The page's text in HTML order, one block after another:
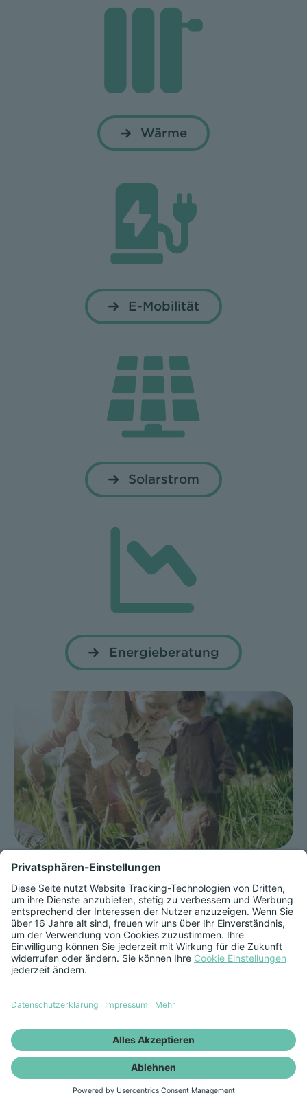
Wärme
E-Mobilität
Solarstrom
Energieberatung
Wir sind die Energie aus
dem Herzen Deutschlands.
Für alle. Für morgen.
Die Region Fulda ist der nachhaltige,
energetische Zukunftsraum im Herzen
Region lieben und leben wir ihre
authentischen Werte und lebendigen
Strukturen. Wir übernehmen
Verantwortung und leisten damit einen
wichtigen Beitrag zur Gestaltung und
Entwicklung unserer Region. Als
RhönEnergie Gruppe versorgen wir unsere